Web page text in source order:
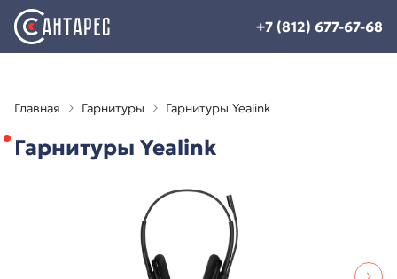
+7 (812) 677-67-68
Главная Гарнитуры Гарнитуры Yealink
Гарнитуры Yealink